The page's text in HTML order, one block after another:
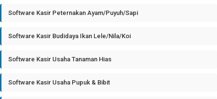
Software Kasir Peternakan Ayam/Puyuh/Sapi
Software Kasir Budidaya Ikan Lele/Nila/Koi
Software Kasir Usaha Tanaman Hias
Software Kasir Usaha Pupuk & Bibit